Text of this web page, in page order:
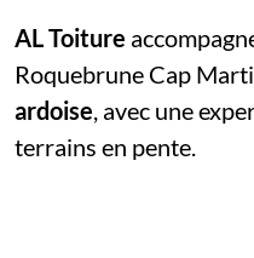
AL Toiture
Roquebrune Cap
ardoise, avec une
terrains en pente.